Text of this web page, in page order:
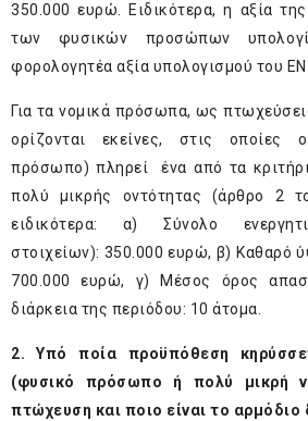
350.000 ευρώ. Ειδικότερα, η αξία
των φυσικών προσώπων
φορολογητέα αξία υπολογισμού του
Για τα νομικά πρόσωπα, ως
ορίζονται εκείνες, στις οποίες
πρόσωπο) πληρεί ένα από τα
πολύ μικρής οντότητας (άρθρο 2
ειδικότερα: α) Σύνολο
στοιχείων): 350.000 ευρώ, β) Καθαρό
700.000 ευρώ, γ) Μέσος όρος
διάρκεια της περιόδου: 10 άτομα.
2. Υπό ποία προϋπόθεση
(φυσικό πρόσωπο ή πολύ μικρή
πτώχευση και ποιο είναι το αρμόδιο